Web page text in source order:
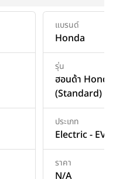
แบรนด์
Honda
รุ่น
ฮอนด้า Honda
(Standard) ปี
ประเภท
Electric - EV
ราคา
N/A